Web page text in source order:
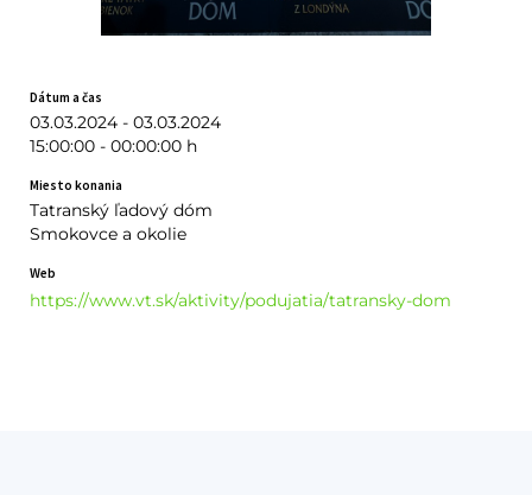
Dátum a čas
03.03.2024 - 03.03.2024
15:00:00 - 00:00:00 h
Miesto konania
Tatranský ľadový dóm
Smokovce a okolie
Web
https://www.vt.sk/aktivity/podujatia/tatransky-dom